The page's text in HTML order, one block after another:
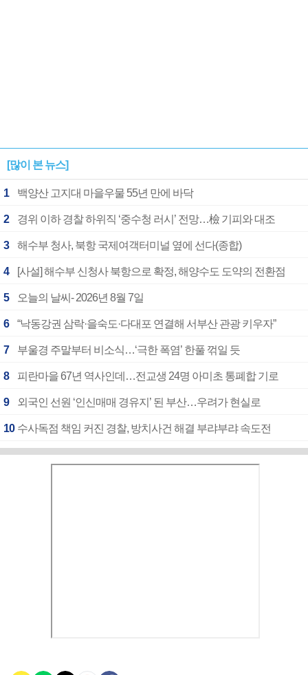
[많이 본 뉴스]
1 백양산 고지대 마을우물 55년 만에 바닥
2 경위 이하 경찰 하위직 ‘중수청 러시’ 전망…檢 기피와 대조
3 해수부 청사, 북항 국제여객터미널 옆에 선다(종합)
4 [사설] 해수부 신청사 북항으로 확정, 해양수도 도약의 전환점
5 오늘의 날씨- 2026년 8월 7일
6 “낙동강권 삼락·을숙도·다대포 연결해 서부산 관광 키우자”
7 부울경 주말부터 비소식…‘극한 폭염’ 한풀 꺾일 듯
8 피란마을 67년 역사인데…전교생 24명 아미초 통폐합 기로
9 외국인 선원 ‘인신매매 경유지’ 된 부산…우려가 현실로
10 수사독점 책임 커진 경찰, 방치사건 해결 부랴부랴 속도전